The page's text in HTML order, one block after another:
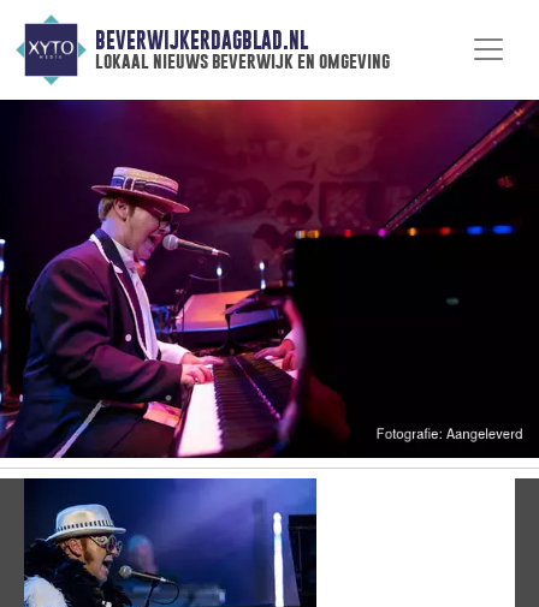
BEVERWIJKERDAGBLAD.NL
lokaal nieuws beverwijk en omgeving
Vorige